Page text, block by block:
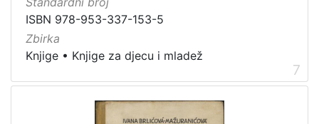
ISBN 978-953-337-153-5
Zbirka
Knjige • Knjige za djecu i mladež
7